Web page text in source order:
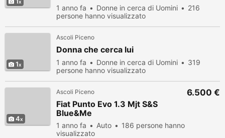
1 anno fa Donne in cerca di Uomini
216
persone hanno visualizzato
1
Ascoli Piceno
Donna che cerca lui
1 anno fa Donne in cerca di Uomini
319
persone hanno visualizzato
4
Ascoli Piceno
Fiat Punto Evo 1.3 Mjt S&S
Blue&Me
1 anno fa Auto
186 persone hanno
visualizzato
6.500 €